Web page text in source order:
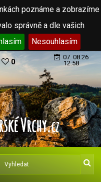
poznáme a zobrazíme
správně a dle vašich
Nesouhlasím
0
07. 08.26
12:58